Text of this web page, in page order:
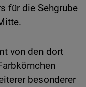
für die Sehgrube
von den dort
besonderer